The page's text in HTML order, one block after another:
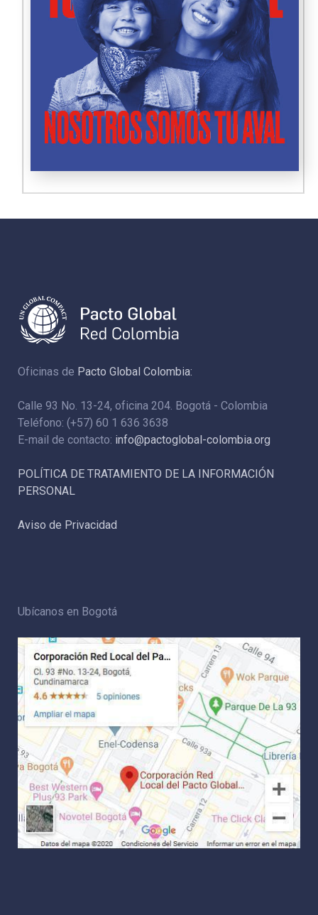
Oficinas de Pacto Global Colombia:
Calle 93 No. 13-24, oficina 204. Bogotá - Colombia
Teléfono: (+57) 60 1 636 3638
E-mail de contacto: info@pactoglobal-colombia.org
POLÍTICA DE TRATAMIENTO DE LA INFORMACIÓN
PERSONAL
Aviso de Privacidad
Ubícanos en Bogotá